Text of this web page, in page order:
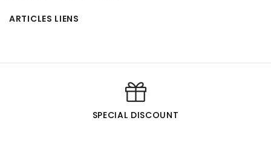
ARTICLES LIENS
SPECIAL DISCOUNT